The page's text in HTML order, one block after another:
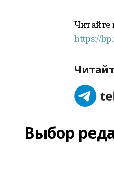
Читайте
https://
Выбор